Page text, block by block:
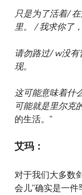
只是为了活着/
里。 /我求你了，
请勿路过/w没
现。
这可能意味着什
可能就是里尔克
的生活。”
艾玛：
对于我们大多数
会儿”确实是一